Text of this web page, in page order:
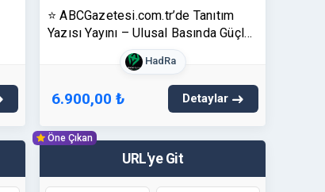
⭐ ABCGazetesi.com.tr’de Tanıtım
Yazısı Yayını – Ulusal Basında Güçlü
ve Etkili Dijital Görünürlük ⭐
HadRa
6.900,00 ₺ Detaylar
Öne Çıkan
URL'ye Git